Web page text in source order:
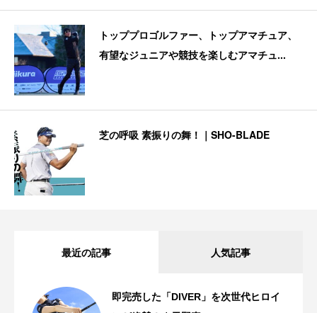
トッププロゴルファー、トップアマチュア、
有望なジュニアや競技を楽しむアマチュ...
芝の呼吸 素振りの舞！｜SHO-BLADE
最近の記事 人気記事
即完売した「DIVER」を次世代ヒロイ